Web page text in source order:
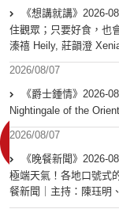
《想講就講》2026-
住觀眾；只要好食，也
溱禧 Heily, 莊韻澄
2026/08/07
《爵士鍾情》2026-
Nightingale of the
2026/08/07
《晚餐新聞》2026-
極端天氣！各地口號式
餐新聞｜主持：陳珏明